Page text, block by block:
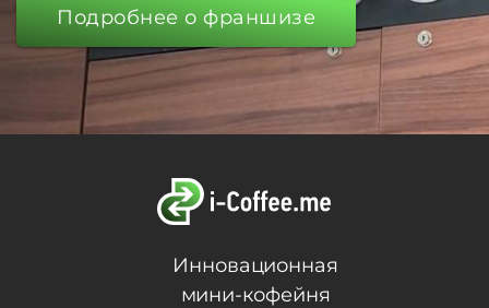
Подробнее о франшизе
Инновационная
мини-кофейня